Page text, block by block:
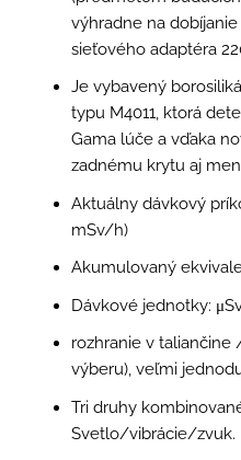
výhradne na
sieťového adaptéra
Je vybavený
typu M4011, ktorá
Gama lúče a vďaka
zadnému krytu aj
Aktuálny dávkový
mSv/h)
Akumulovaný
Dávkové jednotky:
rozhranie v
výberu), veľmi
Tri druhy
Svetlo/vibrácie/zvuk.